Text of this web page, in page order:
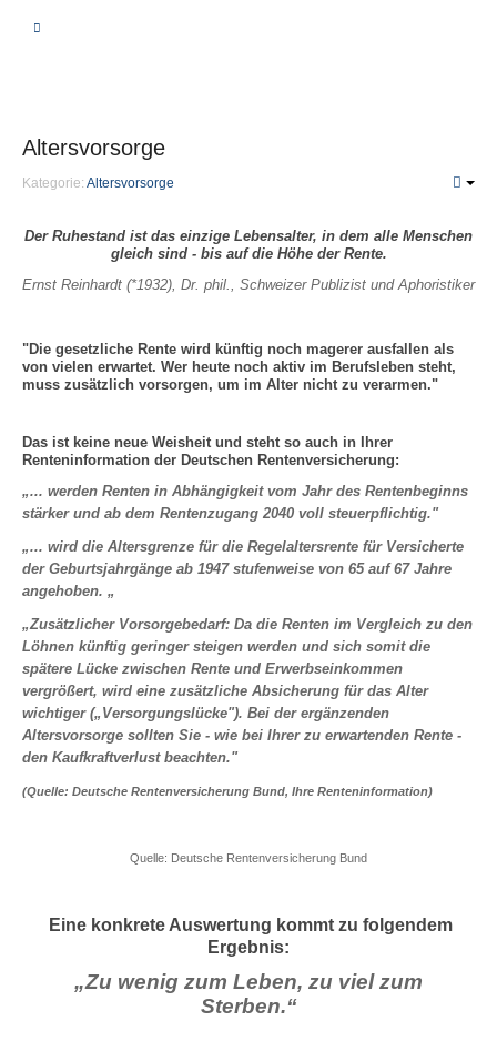
KRANKHEIT | PFLEGE
Unterschiede
Leistungen
Fragen
PKV-Optimierung
Gesetzliche Krankenversicherung
Krankenzusatzversicherung
ambulant, stationär, Zahn
Krankentagegeld
Pflegerente
Pflegetagegeld
Reisekrankenversicherung
Reisekrankenversicherung für Au Pairs, Schüler, Studenten …
ABSICHERUNG
Einkommen | Hinterbliebene | Kinder
Risikolebensversicherung
Grundfähigkeiten
Altersvorsorge
Kategorie: Altersvorsorge
Der Ruhestand ist das einzige Lebensalter, in dem alle Menschen
gleich sind - bis auf die Höhe der Rente.
Ernst Reinhardt (*1932), Dr. phil., Schweizer Publizist und Aphoristiker
"Die gesetzliche Rente wird künftig noch magerer ausfallen als
von vielen erwartet. Wer heute noch aktiv im Berufsleben steht,
muss zusätzlich vorsorgen, um im Alter nicht zu verarmen."
Das ist keine neue Weisheit und steht so auch in Ihrer
Renteninformation der Deutschen Rentenversicherung:
„... werden Renten in Abhängigkeit vom Jahr des Rentenbeginns
stärker und ab dem Rentenzugang 2040 voll steuerpflichtig."
„... wird die Altersgrenze für die Regelaltersrente für Versicherte
der Geburtsjahrgänge ab 1947 stufenweise von 65 auf 67 Jahre
angehoben. „
„Zusätzlicher Vorsorgebedarf: Da die Renten im Vergleich zu den
Löhnen künftig geringer steigen werden und sich somit die
spätere Lücke zwischen Rente und Erwerbseinkommen
vergrößert, wird eine zusätzliche Absicherung für das Alter
wichtiger („Versorgungslücke"). Bei der ergänzenden
Altersvorsorge sollten Sie - wie bei Ihrer zu erwartenden Rente -
den Kaufkraftverlust beachten."
(Quelle: Deutsche Rentenversicherung Bund, Ihre Renteninformation)
Quelle: Deutsche Rentenversicherung Bund
Eine konkrete Auswertung kommt zu folgendem
Ergebnis:
„Zu wenig zum Leben, zu viel zum
Sterben.“